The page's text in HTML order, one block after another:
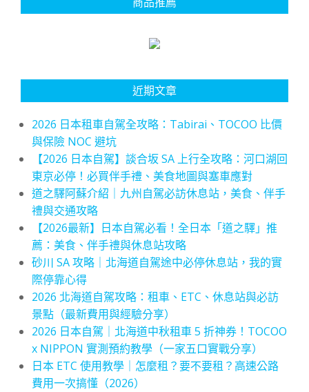
近期文章
2026 日本租車自駕全攻略：Tabirai、TOCOO 比價
與保險 NOC 避坑
【2026 日本自駕】談合坂 SA 上行全攻略：河口湖回
東京必停！必買伴手禮、美食地圖與塞車應對
道之驛阿蘇介紹｜九州自駕必訪休息站，美食、伴手
禮與交通攻略
【2026最新】日本自駕必看！全日本「道之驛」推
薦：美食、伴手禮與休息站攻略
砂川 SA 攻略｜北海道自駕途中必停休息站，我的實
際停靠心得
2026 北海道自駕攻略：租車、ETC、休息站與必訪
景點（最新費用與經驗分享）
2026 日本自駕｜北海道中秋租車 5 折神券！TOCOO
x NIPPON 實測預約教學（一家五口實戰分享）
日本 ETC 使用教學｜怎麼租？要不要租？高速公路
費用一次搞懂（2026）